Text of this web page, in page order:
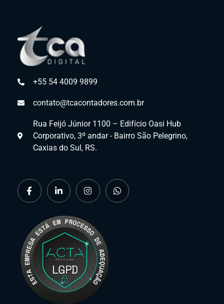
+55 54 4009 9899
contato@tcacontadores.com.br
Rua Feijó Júnior 1100 – Edifício Oasi Hub
Corporativo, 3º andar - Bairro São Pelegrino,
Caxias do Sul, RS.